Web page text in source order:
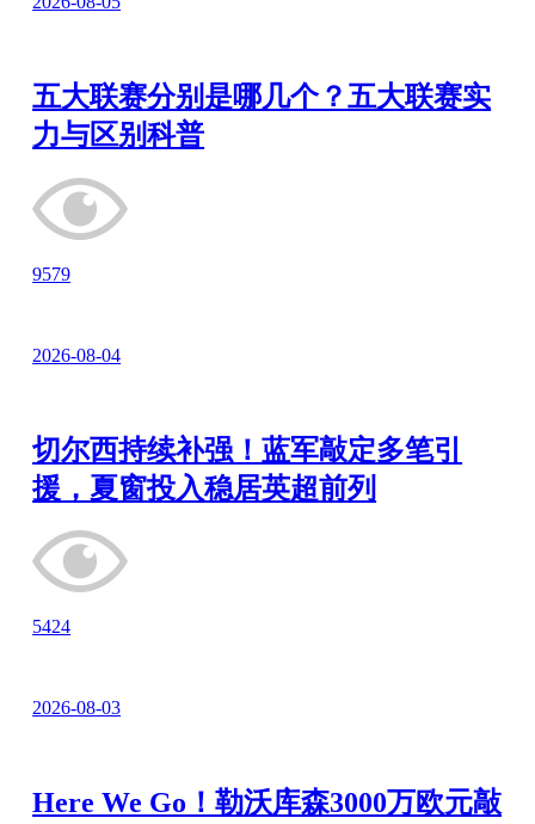
五大联赛分别是哪几个？五大联赛实
力与区别科普
9579
2026-08-04
切尔西持续补强！蓝军敲定多笔引
援，夏窗投入稳居英超前列
5424
2026-08-03
Here We Go！勒沃库森3000万欧元敲